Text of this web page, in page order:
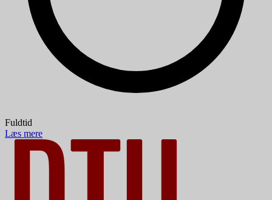
Fuldtid
Læs mere